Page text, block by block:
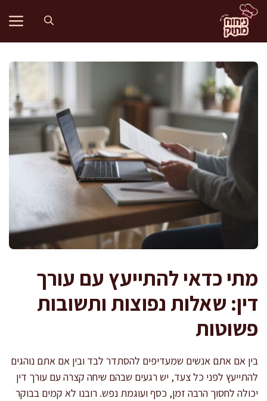
לדלג
לתוכן
מתי כדאי להתייעץ עם עורך
דין: שאלות נפוצות ותשובות
פשוטות
בין אם אתם אנשים שמעדיפים להסתדר לבד ובין אם אתם נוהגים
להתייעץ לפני כל צעד, יש רגעים שבהם שיחה קצרה עם עורך דין
יכולה לחסוך הרבה זמן, כסף ועוגמת נפש. רובנו לא קמים בבוקר